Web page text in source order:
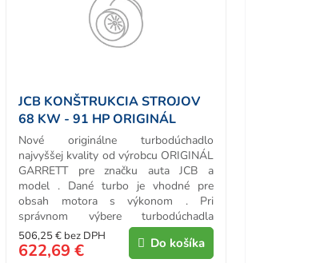
JCB KONŠTRUKCIA STROJOV
68 KW - 91 HP ORIGINÁL
TURBO
506,25 € bez DPH
622,69 € Do košíka
Nové originálne turbodúchadlo
najvyššej kvality od výrobcu ORIGINÁL
GARRETT pre značku auta JCB a
model . Dané turbo je vhodné pre
obsah motora s výkonom . Pri
správnom výbere turbodúchadla
treba...